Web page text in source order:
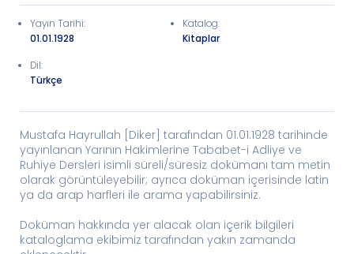
Yayın Tarihi:
01.01.1928
Katalog:
Kitaplar
Dil:
Türkçe
Mustafa Hayrullah [Diker] tarafından 01.01.1928 tarihinde
yayınlanan Yarının Hakimlerine Tababet-i Adliye ve
Ruhiye Dersleri isimli süreli/süresiz dokümanı tam metin
olarak görüntüleyebilir; ayrıca doküman içerisinde latin
ya da arap harfleri ile arama yapabilirsiniz.
Doküman hakkında yer alacak olan içerik bilgileri
kataloglama ekibimiz tarafından yakın zamanda